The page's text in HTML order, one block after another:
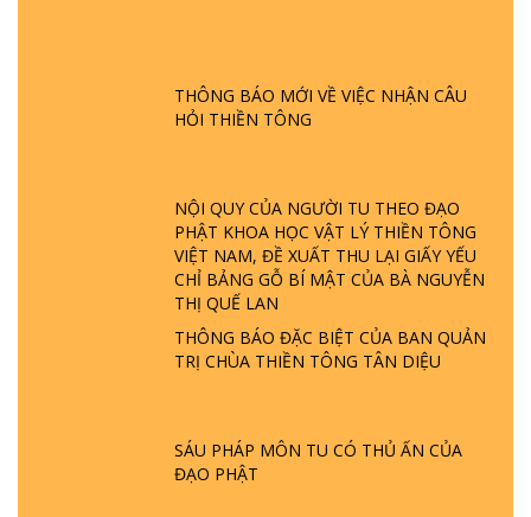
THÔNG BÁO MỚI VỀ VIỆC NHẬN CÂU
HỎI THIỀN TÔNG
NỘI QUY CỦA NGƯỜI TU THEO ĐẠO
PHẬT KHOA HỌC VẬT LÝ THIỀN TÔNG
VIỆT NAM, ĐỀ XUẤT THU LẠI GIẤY YẾU
CHỈ BẢNG GỖ BÍ MẬT CỦA BÀ NGUYỄN
THỊ QUẾ LAN
THÔNG BÁO ĐẶC BIỆT CỦA BAN QUẢN
TRỊ CHÙA THIỀN TÔNG TÂN DIỆU
SÁU PHÁP MÔN TU CÓ THỦ ẤN CỦA
ĐẠO PHẬT
PHẬT GIỚI CÓ THỜI GIAN KHÔNG? |
TTTD
LÀ AI? QUỶ SA TĂNG? | TTTD
GIẢI ĐÁP THIỀN TÔNG ĐẶC BIỆT P22 - TẠI
SAO TRÁI ĐẤT NHIỀU THIÊN TAI - LŨ LỤT
- HỎA HOẠN | TTTD
GIẢI ĐÁP THIỀN TÔNG ĐẶC BIỆT P21 - TẠI
GIẢI ĐÁP VỀ LỄ TIỄN THIỀN TÔNG SƯ